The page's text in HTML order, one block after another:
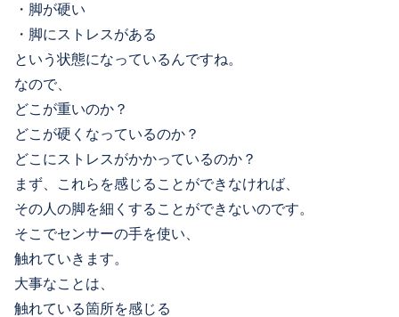
・脚が硬い
・脚にストレスがある
という状態になっているんですね。
なので、
どこが重いのか？
どこが硬くなっているのか？
どこにストレスがかかっているのか？
まず、これらを感じることができなければ、
その人の脚を細くすることができないのです。
そこでセンサーの手を使い、
触れていきます。
大事なことは、
触れている箇所を感じる